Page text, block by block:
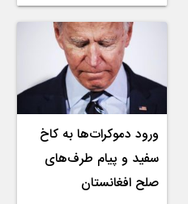
ورود دموکرات‌ها به کاخ
سفید و پیام‌ طرف‌های
صلح افغانستان